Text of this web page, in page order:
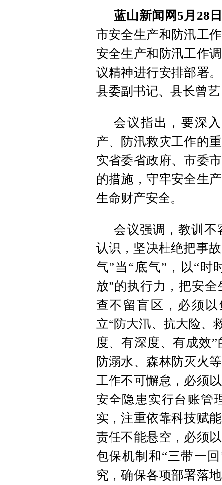
蓝山新闻网5月28
市安全生产和防汛工
安全生产和防汛工作
议精神进行安排部署
县委副书记、县长曾
会议指出，要深
产、防汛救灾工作的
实省委省政府、市委
的措施，守牢安全生
生命财产安全。
会议强调，教训不
认识，坚决杜绝把事
气”当“底气”，以“时
放”的执行力，把安
查不留盲区，必须
立“防大汛、抗大险、
度、有深度、有成效
防溺水、森林防灭火
工作不可懈怠，必须
安全隐患实行台账管
实，注重依靠科技赋
责任不能悬空，必须
包保机制和“三带一
究，确保各项部署落